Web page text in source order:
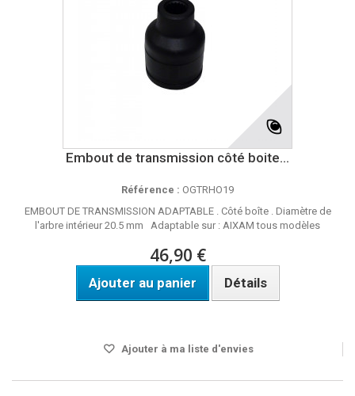
Embout de transmission côté boite...
Référence : OGTRHO19
EMBOUT DE TRANSMISSION ADAPTABLE . Côté boîte . Diamètre de
l'arbre intérieur 20.5 mm Adaptable sur : AIXAM tous modèles
46,90 €
Ajouter au panier Détails
Ajouter à ma liste d'envies